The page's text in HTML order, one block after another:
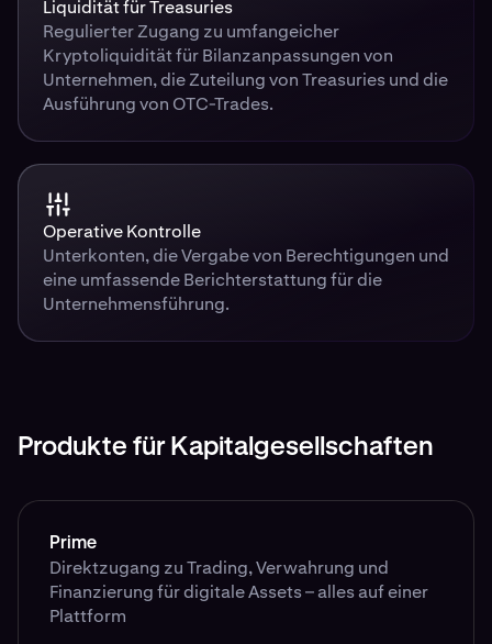
Liquidität für Treasuries
Regulierter Zugang zu umfangeicher
Kryptoliquidität für Bilanzanpassungen von
Unternehmen, die Zuteilung von Treasuries und die
Ausführung von OTC-Trades.
Operative Kontrolle
Unterkonten, die Vergabe von Berechtigungen und
eine umfassende Berichterstattung für die
Unternehmensführung.
Produkte für Kapitalgesellschaften
Prime
Direktzugang zu Trading, Verwahrung und
Finanzierung für digitale Assets – alles auf einer
Plattform